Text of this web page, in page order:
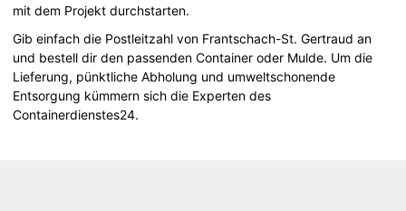
mit dem Projekt durchstarten.
Gib einfach die Postleitzahl von Frantschach-St. Gertraud an
und bestell dir den passenden Container oder Mulde. Um die
Lieferung, pünktliche Abholung und umweltschonende
Entsorgung kümmern sich die Experten des
Containerdienstes24.